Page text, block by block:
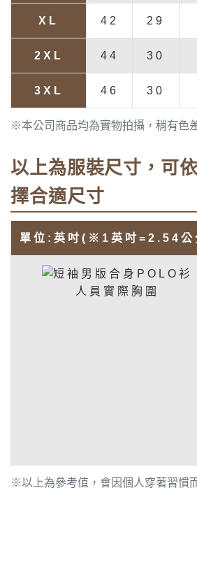
※本公司商品均為實物拍攝，稍有色
XL 42 29
2XL 44 30
3XL 46 30
以上為服裝尺寸，可
擇合適尺寸
※以上為參考值，會因個人穿著習慣
單位:英吋(※1英吋=2.54公
人員實際胸圍